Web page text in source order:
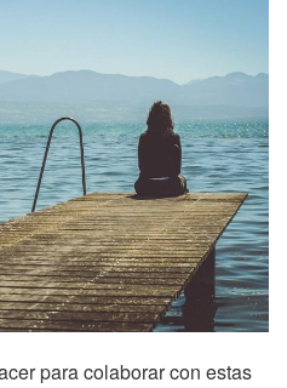
para colaborar con estas